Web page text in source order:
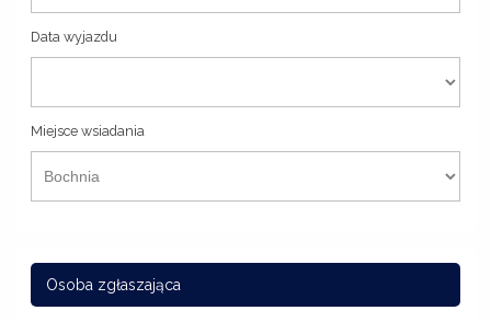
Data wyjazdu
Miejsce wsiadania
Osoba zgłaszająca